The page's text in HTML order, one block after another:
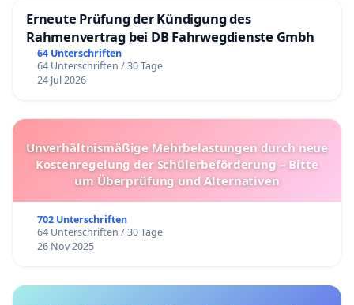
Erneute Prüfung der Kündigung des
Rahmenvertrag bei DB Fahrwegdienste Gmbh
64 Unterschriften
64 Unterschriften / 30 Tage
24 Jul 2026
Unverhältnismäßige Mehrbelastungen durch neue
Kostenregelung der Schülerbeförderung – Bitte
um Überprüfung und Alternativen
702 Unterschriften
64 Unterschriften / 30 Tage
26 Nov 2025